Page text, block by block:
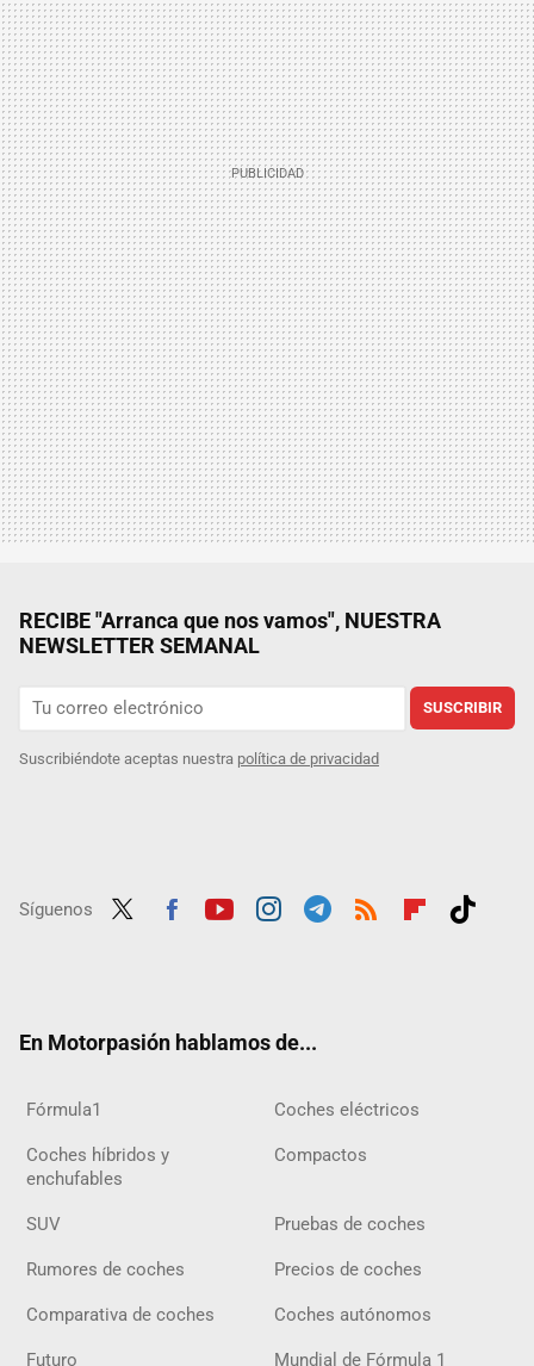
RECIBE "Arranca que nos vamos", NUESTRA
NEWSLETTER SEMANAL
SUSCRIBIR
Suscribiéndote aceptas nuestra política de privacidad
Síguenos
En Motorpasión hablamos de...
Fórmula1 Coches eléctricos
Coches híbridos y
enchufables
Compactos
SUV Pruebas de coches
Rumores de coches Precios de coches
Comparativa de coches Coches autónomos
Futuro Mundial de Fórmula 1